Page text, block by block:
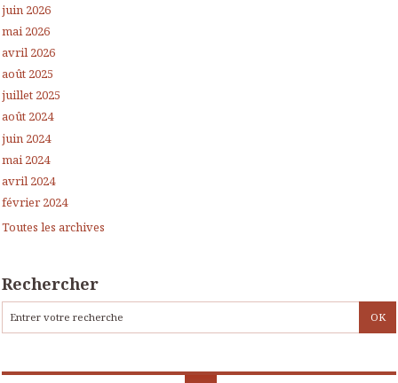
juin 2026
mai 2026
avril 2026
août 2025
juillet 2025
août 2024
juin 2024
mai 2024
avril 2024
février 2024
Toutes les archives
Rechercher